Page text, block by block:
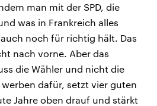
man mit der SPD, die
was in Frankreich alles
noch für richtig hält. Das
nach vorne. Aber das
die Wähler und nicht die
dafür, setzt vier guten
Jahre oben drauf und stärkt